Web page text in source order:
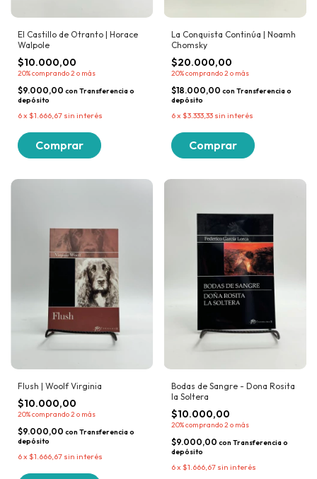
El Castillo de Otranto | Horace
Walpole
$10.000,00
20%comprando 2 o más
$9.000,00 con Transferencia o
depósito
6x $1.666,67 sin interés
La Conquista Continúa | Noamh
Chomsky
$20.000,00
20%comprando 2 o más
$18.000,00 con Transferencia o
depósito
6x $3.333,33 sin interés
Flush | Woolf Virginia
$10.000,00
20%comprando 2 o más
$9.000,00 con Transferencia o
depósito
6x $1.666,67 sin interés
Bodas de Sangre - Dona Rosita
la Soltera
$10.000,00
20%comprando 2 o más
$9.000,00 con Transferencia o
depósito
6x $1.666,67 sin interés